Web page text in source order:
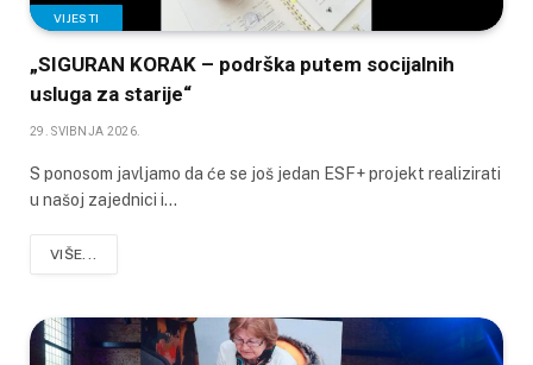
VIJESTI
„SIGURAN KORAK – podrška putem socijalnih
usluga za starije“
29. SVIBNJA 2026.
S ponosom javljamo da će se još jedan ESF+ projekt realizirati
u našoj zajednici i…
VIŠE...